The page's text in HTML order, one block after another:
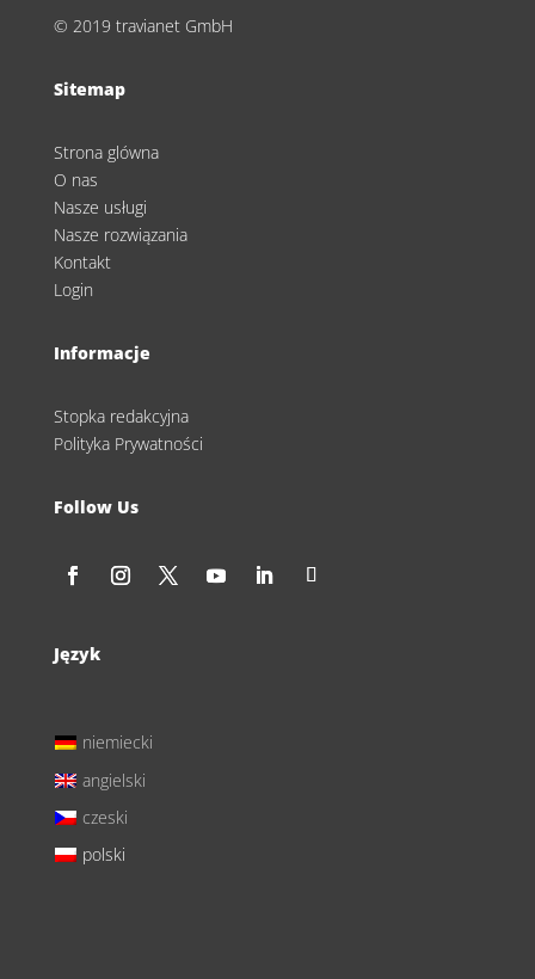
© 2019 travianet GmbH
Sitemap
Strona glówna
O nas
Nasze usługi
Nasze rozwiązania
Kontakt
Login
Informacje
Stopka redakcyjna
Polityka Prywatności
Follow Us
Język
niemiecki
angielski
czeski
polski